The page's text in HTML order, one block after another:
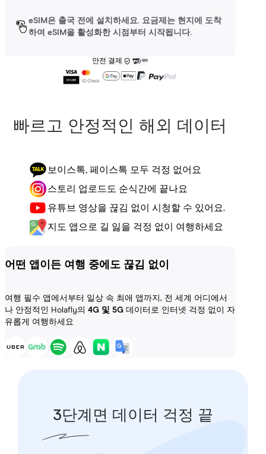
eSIM은 출국 전에 설치하세요. 요금제는 현지에 도착
하여 eSIM을 활성화한 시점부터 시작됩니다.
안전 결제
빠르고 안정적인 해외 데이터
보이스톡, 페이스톡 모두 걱정 없어요
스토리 업로드도 순식간에 끝나요
유튜브 영상을 끊김 없이 시청할 수 있어요.
지도 앱으로 길 잃을 걱정 없이 여행하세요
어떤 앱이든 여행 중에도 끊김 없이
여행 필수 앱에서부터 일상 속 최애 앱까지, 전 세계 어디에서
나 안정적인 Holafly의 4G 및 5G 데이터로 인터넷 걱정 없이 자
유롭게 여행하세요
3단계면 데이터 걱정 끝